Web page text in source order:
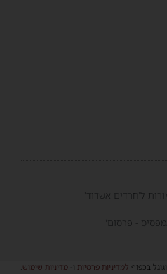
ל'חרדים אשדוד'
- פרסום'
למדיניות פרטיות ו-מדיניות שימוש